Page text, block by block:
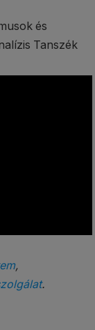
és
Tanszék
,
.